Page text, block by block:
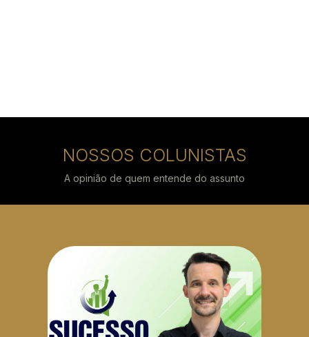
NOSSOS COLUNISTAS
A opinião de quem entende do assunto